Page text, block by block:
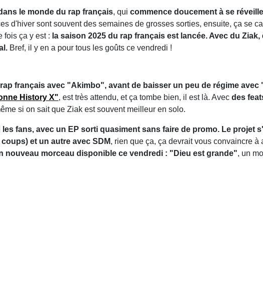
le monde du rap français, qui commence doucement à se
d'hiver sont souvent des semaines de grosses sorties, ensuite, ça se
fois ça y est : la saison 2025 du rap français est lancée. Avec du Ziak,
Bref, il y en a pour tous les goûts ce vendredi !
français avec "Akimbo", avant de baisser un peu de régime avec
History X", est très attendu, et ça tombe bien, il est là. Avec des
si on sait que Ziak est souvent meilleur en solo.
fans, avec un EP sorti quasiment sans faire de promo. Le projet
et un autre avec SDM, rien que ça, ça devrait vous convaincre
nouveau morceau disponible ce vendredi : "Dieu est grande", un